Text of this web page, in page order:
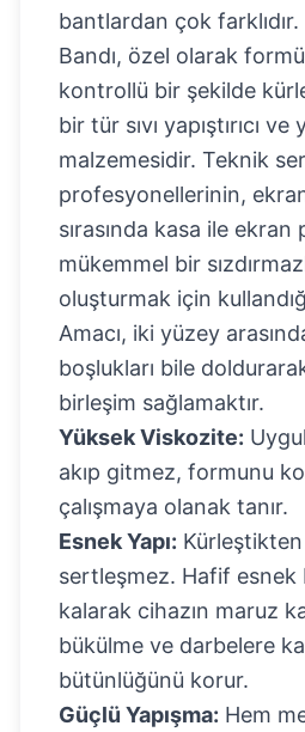
bantlardan çok farklıdır.
Bandı, özel olarak
kontrollü bir şekilde
bir tür sıvı yapıştırıcı ve
malzemesidir. Teknik
profesyonellerinin,
sırasında kasa ile ekran
mükemmel bir
oluşturmak için
Amacı, iki yüzey
boşlukları bile
birleşim sağlamaktır.
Yüksek Viskozite:
akıp gitmez, formunu
çalışmaya olanak tanır.
Esnek Yapı:
sertleşmez. Hafif esnek
kalarak cihazın maruz
bükülme ve darbelere
bütünlüğünü korur.
Güçlü Yapışma: Hem